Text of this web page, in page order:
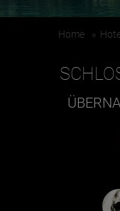
Home »